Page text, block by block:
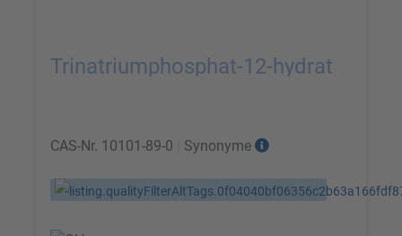
Trinatriumphosphat-12-hydrat
CAS-Nr. 10101-89-0 Synonyme